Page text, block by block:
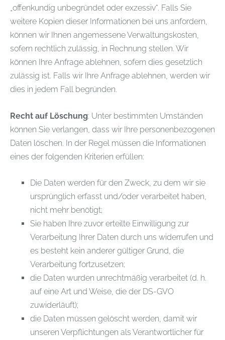
„offenkundig unbegründet oder exzessiv“. Falls Sie
weitere Kopien dieser Informationen bei uns anfordern,
können wir Ihnen angemessene Verwaltungskosten,
sofern rechtlich zulässig, in Rechnung stellen. Wir
können Ihre Anfrage ablehnen, sofern dies gesetzlich
zulässig ist. Falls wir Ihre Anfrage ablehnen, werden wir
dies in jedem Fall begründen.
Recht auf Löschung: Unter bestimmten Umständen
können Sie verlangen, dass wir Ihre personenbezogenen
Daten löschen. In der Regel müssen die Informationen
eines der folgenden Kriterien erfüllen:
Die Daten werden für den Zweck, zu dem wir sie
ursprünglich erfasst und/oder verarbeitet haben,
nicht mehr benötigt;
Sie haben Ihre zuvor erteilte Einwilligung zur
Verarbeitung Ihrer Daten durch uns widerrufen und
es besteht kein anderer gültiger Grund, die
Verarbeitung fortzusetzen;
die Daten wurden unrechtmäßig verarbeitet (d. h.
auf eine Art und Weise, die der DS-GVO
zuwiderläuft);
die Daten müssen gelöscht werden, damit wir
unseren Verpflichtungen als Verantwortlicher für